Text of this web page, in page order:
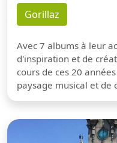
Gorillaz
Avec 7 albums à leur
d'inspiration et de
cours de ces 20
paysage musical et de